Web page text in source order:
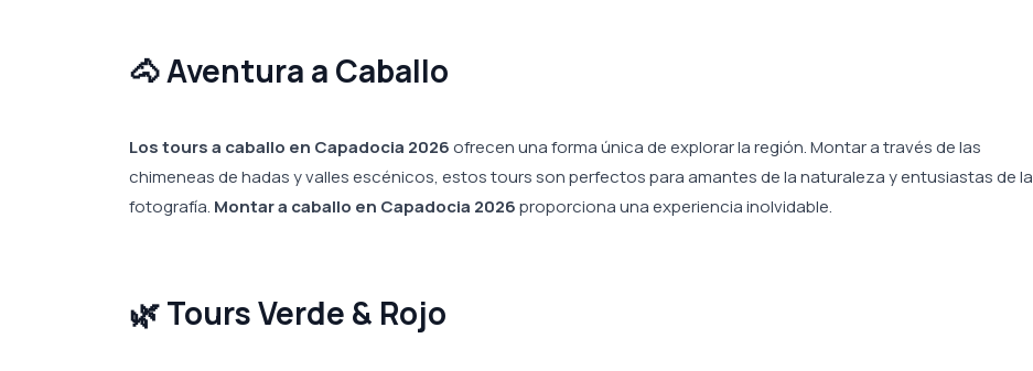
🐴 Aventura a Caballo
Los tours a caballo en Capadocia 2026ofrecen una forma única de explorar la región. Montar a través de las
chimeneas de hadas y valles escénicos, estos tours son perfectos para amantes de la naturaleza y entusiastas de la
fotografía. Montar a caballo en Capadocia 2026proporciona una experiencia inolvidable.
🌿 Tours Verde & Rojo